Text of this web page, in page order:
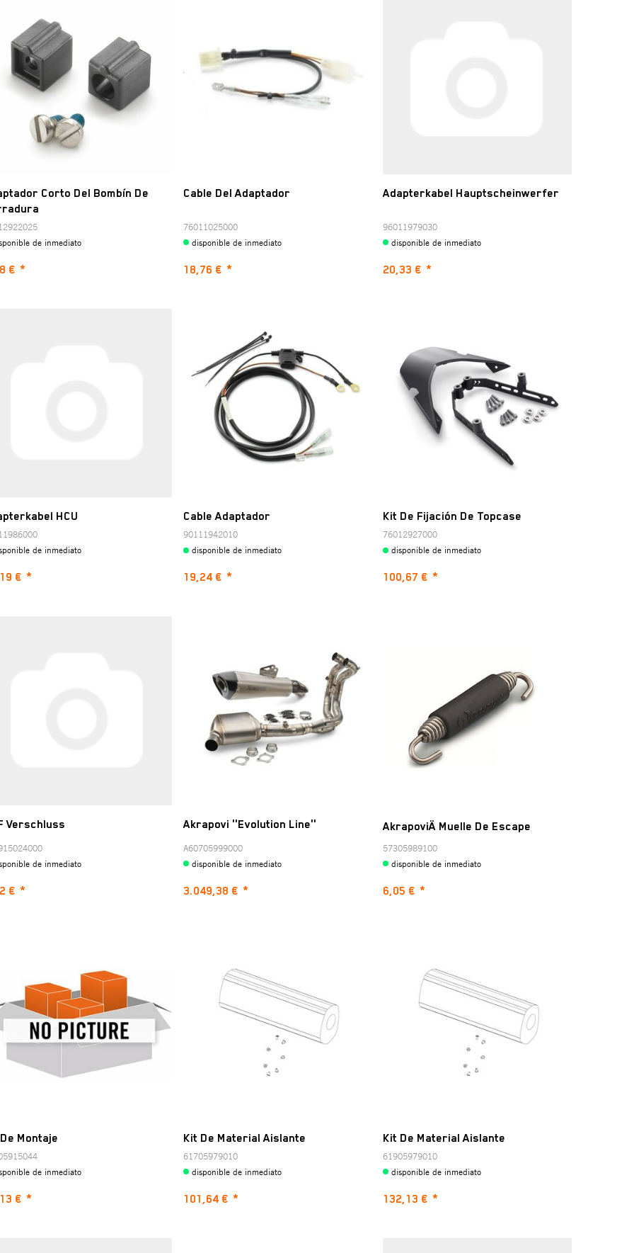
Corto Del Bombín De
de inmediato
€ *
Cable Del Adaptador
76011025000
disponible de inmediato
18,76 € *
Adapterkabel Hauptscheinwerfer
96011979030
disponible de inmediato
20,33 € *
HCU
de inmediato
€ *
Cable Adaptador
90111942010
disponible de inmediato
19,24 € *
Kit De Fijación De Topcase
76012927000
disponible de inmediato
100,67 € *
Verschluss
de inmediato
€ *
Akrapovi ''Evolution Line''
A60705999000
disponible de inmediato
3.049,38 € *
AkrapoviÄ Muelle De Escape
57305989100
disponible de inmediato
6,05 € *
Montaje
de inmediato
€ *
Kit De Material Aislante
61705979010
disponible de inmediato
101,64 € *
Kit De Material Aislante
61905979010
disponible de inmediato
132,13 € *